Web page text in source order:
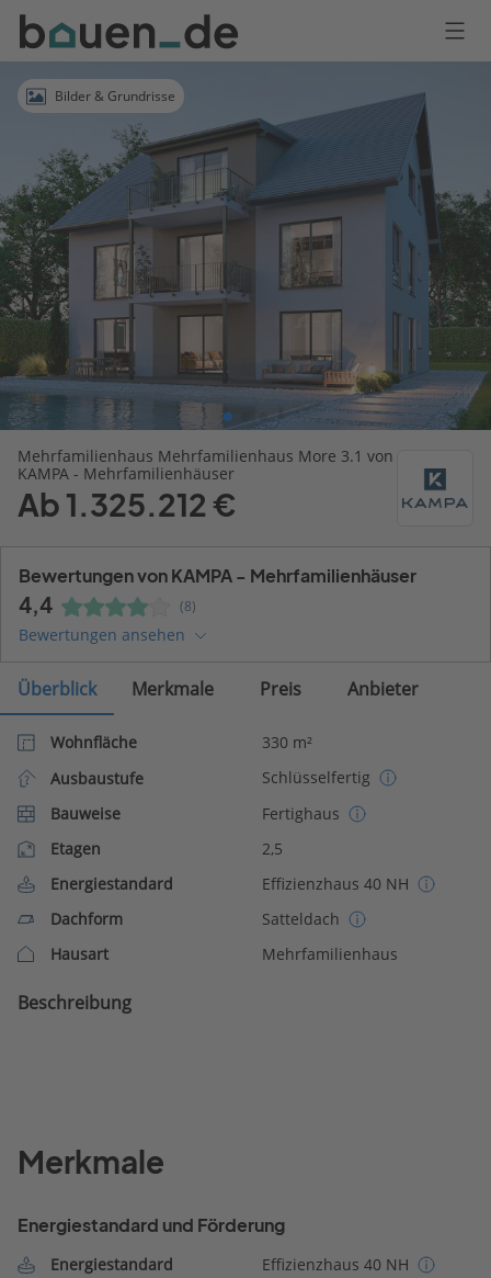
Bauen
Logo
AnmeldenBilder & Grundrisse
Mehrfamilienhaus Mehrfamilienhaus More 3.1 von
KAMPA - Mehrfamilienhäuser
Ab 1.325.212 €
Bewertungen von KAMPA - Mehrfamilienhäuser
4,4 (8)
Bewertungen ansehen
Überblick Merkmale Preis Anbieter
Wohnfläche
330 m²
Ausbaustufe
Schlüsselfertig
Bauweise
Fertighaus
Etagen
2,5
Energiestandard
Effizienzhaus 40 NH
Dachform
Satteldach
Hausart
Mehrfamilienhaus
Beschreibung
Merkmale
Energiestandard und Förderung
Energiestandard
Effizienzhaus 40 NH